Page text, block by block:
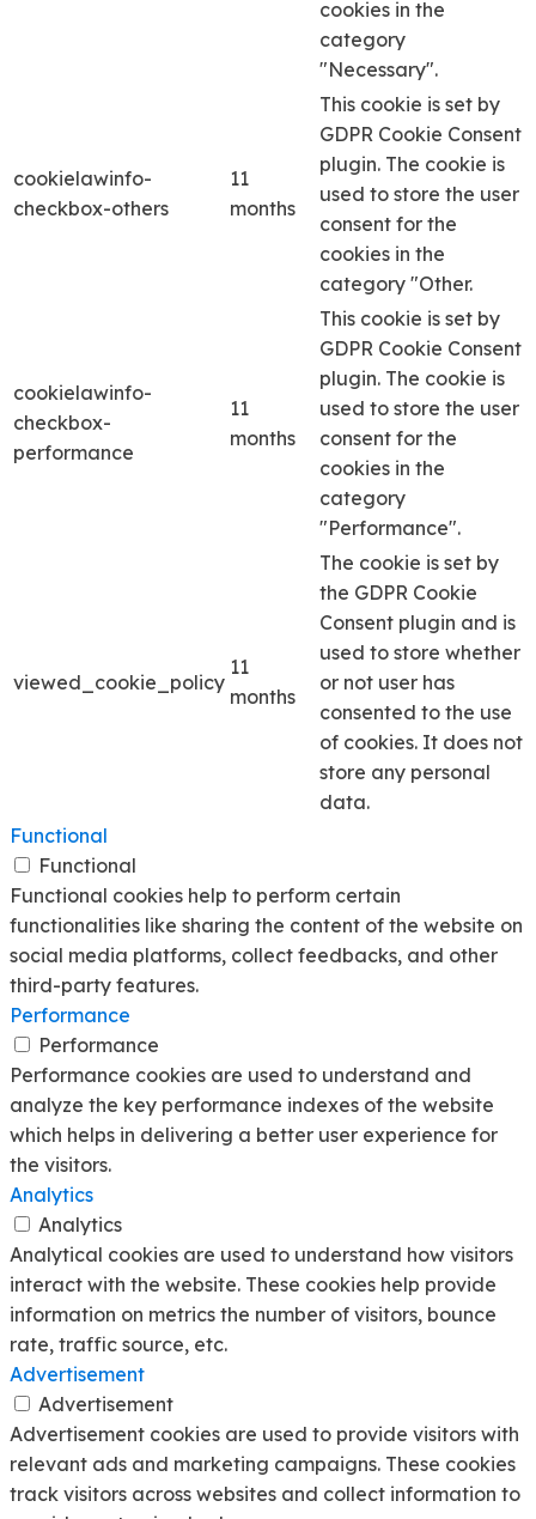
cookies in the
category
"Necessary".
cookielawinfo-
checkbox-others
11
months
This cookie is set by
GDPR Cookie Consent
plugin. The cookie is
used to store the user
consent for the
cookies in the
category "Other.
cookielawinfo-
checkbox-
performance
11
months
This cookie is set by
GDPR Cookie Consent
plugin. The cookie is
used to store the user
consent for the
cookies in the
category
"Performance".
viewed_cookie_policy
11
months
The cookie is set by
the GDPR Cookie
Consent plugin and is
used to store whether
or not user has
consented to the use
of cookies. It does not
store any personal
data.
Functional
Functional
Functional cookies help to perform certain
functionalities like sharing the content of the website on
social media platforms, collect feedbacks, and other
third-party features.
Performance
Performance
Performance cookies are used to understand and
analyze the key performance indexes of the website
which helps in delivering a better user experience for
the visitors.
Analytics
Analytics
Analytical cookies are used to understand how visitors
interact with the website. These cookies help provide
information on metrics the number of visitors, bounce
rate, traffic source, etc.
Advertisement
Advertisement
Advertisement cookies are used to provide visitors with
relevant ads and marketing campaigns. These cookies
track visitors across websites and collect information to